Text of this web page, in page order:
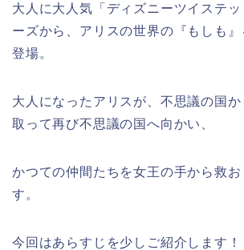
大人に大人気「ディズニーツイステッ
ーズから、アリスの世界の『もしも
登場。
大人になったアリスが、不思議の国
取って再び不思議の国へ向かい、
かつての仲間たちを女王の手から救お
す。
今回はあらすじを少しご紹介します！